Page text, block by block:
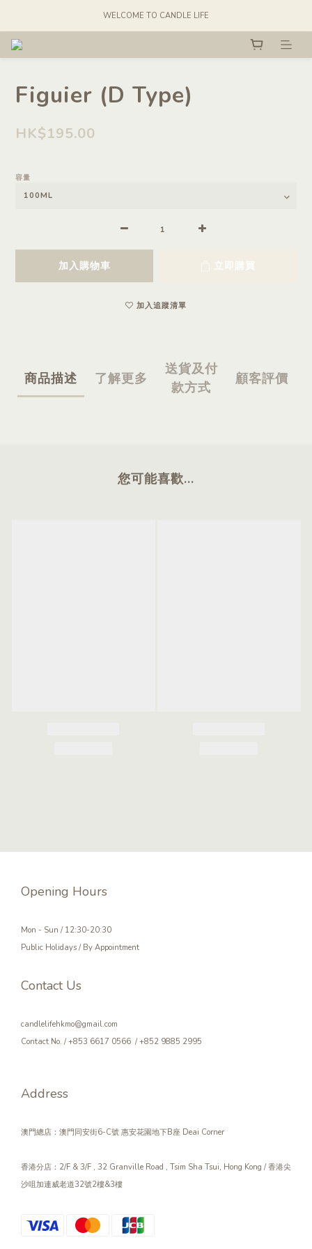
WELCOME TO CANDLE LIFE
Figuier (D Type)
HK$195.00
容量
加入購物車 立即購買
加入追蹤清單
商品描述 了解更多
送貨及付
款方式
顧客評價
您可能喜歡...
Opening Hours
Mon - Sun / 12:30-20:30
Public Holidays / By Appointment
Contact Us
candlelifehkmo@gmail.com
Contact No. / +853 6617 0566 / +852 9885 2995
Address
澳門總店：澳門同安街6-C號 惠安花園地下B座 Deai Corner
香港分店：2/F & 3/F , 32 Granville Road , Tsim Sha Tsui, Hong Kong / 香港尖
沙咀加連威老道32號2樓&3樓